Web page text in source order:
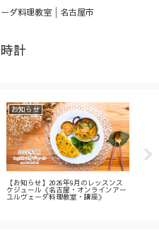
ダ料理教室│名古屋市
計
お知らせ
【お知らせ】2026年9月のレッスンス
ケジュール《名古屋・オンラインアー
ユルヴェーダ料理教室・講座》